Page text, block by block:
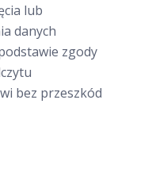
lub
danych
zgody
bez przeszkód